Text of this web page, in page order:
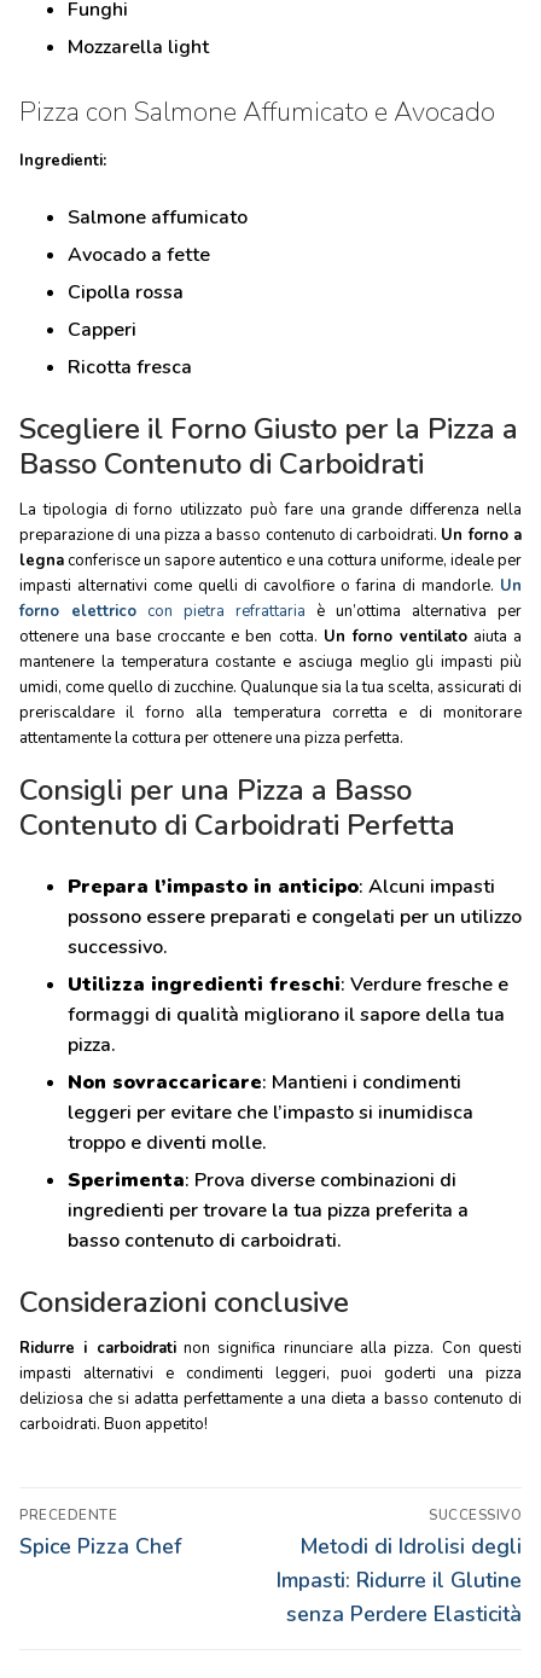
Funghi
Mozzarella light
Pizza con Salmone Affumicato e Avocado
Ingredienti:
Salmone affumicato
Avocado a fette
Cipolla rossa
Capperi
Ricotta fresca
Scegliere il Forno Giusto per la Pizza a
Basso Contenuto di Carboidrati
La tipologia di forno utilizzato può fare una grande differenza nella
preparazione di una pizza a basso contenuto di carboidrati. Un forno a
legnaconferisce un sapore autentico e una cottura uniforme, ideale per
impasti alternativi come quelli di cavolfiore o farina di mandorle. Un
forno elettrico con pietra refrattaria è un’ottima alternativa per
ottenere una base croccante e ben cotta. Un forno ventilatoaiuta a
mantenere la temperatura costante e asciuga meglio gli impasti più
umidi, come quello di zucchine. Qualunque sia la tua scelta, assicurati di
preriscaldare il forno alla temperatura corretta e di monitorare
attentamente la cottura per ottenere una pizza perfetta.
Consigli per una Pizza a Basso
Contenuto di Carboidrati Perfetta
Prepara l’impasto in anticipo: Alcuni impasti
possono essere preparati e congelati per un utilizzo
successivo.
Utilizza ingredienti freschi: Verdure fresche e
formaggi di qualità migliorano il sapore della tua
pizza.
Non sovraccaricare: Mantieni i condimenti
leggeri per evitare che l’impasto si inumidisca
troppo e diventi molle.
Sperimenta: Prova diverse combinazioni di
ingredienti per trovare la tua pizza preferita a
basso contenuto di carboidrati.
Considerazioni conclusive
Ridurre i carboidratinon significa rinunciare alla pizza. Con questi
impasti alternativi e condimenti leggeri, puoi goderti una pizza
deliziosa che si adatta perfettamente a una dieta a basso contenuto di
carboidrati. Buon appetito!
Navigazione
articoli
PRECEDENTE
Articolo
Spice Pizza Chef
SUCCESSIVO
Articolo
successivo:
Metodi di Idrolisi degli
Impasti: Ridurre il Glutine
senza Perdere Elasticità